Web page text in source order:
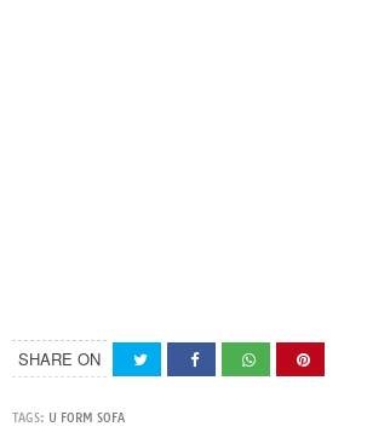
SHARE ON
TAGS: U FORM SOFA